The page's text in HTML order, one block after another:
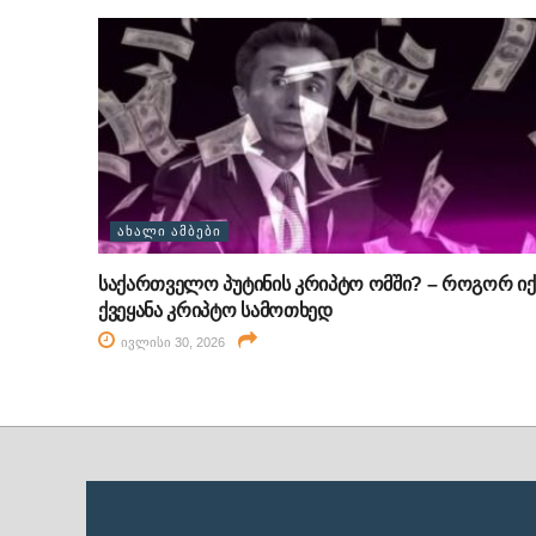
ᲐᲮᲐᲚᲘ ᲐᲛᲑᲔᲑᲘ
საქართველო პუტინის კრიპტო ომში? – როგორ
ქვეყანა კრიპტო სამოთხედ
ივლისი 30, 2026